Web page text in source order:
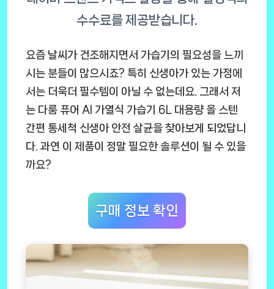
요즘 날씨가 건조해지면서 가습기의 필요성을 느끼
시는 분들이 많으시죠? 특히 신생아가 있는 가정에
서는 더욱더 필수템이 아닐 수 없는데요. 그래서 저
는 다룸 퓨어 AI 가열식 가습기 6L 대용량 올 스텐
간편 통세척 신생아 안전 살균을 찾아보게 되었답니
다. 과연 이 제품이 정말 필요한 솔루션이 될 수 있을
까요?
구매 정보 확인